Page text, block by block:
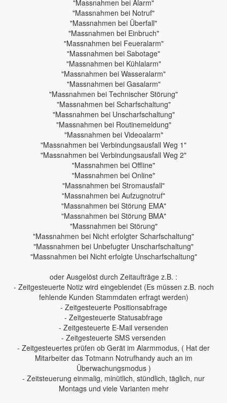
"Massnahmen bei Alarm"
"Massnahmen bei Notruf"
"Massnahmen bei Überfall"
"Massnahmen bei Einbruch"
"Massnahmen bei Feueralarm"
"Massnahmen bei Sabotage"
"Massnahmen bei Kühlalarm"
"Massnahmen bei Wasseralarm"
"Massnahmen bei Gasalarm"
"Massnahmen bei Technischer Störung"
"Massnahmen bei Scharfschaltung"
"Massnahmen bei Unscharfschaltung"
"Massnahmen bei Routinemeldung"
"Massnahmen bei Videoalarm"
"Massnahmen bei Verbindungsausfall Weg 1"
"Massnahmen bei Verbindungsausfall Weg 2"
"Massnahmen bei Offline"
"Massnahmen bei Online"
"Massnahmen bei Stromausfall"
"Massnahmen bei Aufzugnotruf"
"Massnahmen bei Störung EMA"
"Massnahmen bei Störung BMA"
"Massnahmen bei Störung"
"Massnahmen bei Nicht erfolgter Scharfschaltung"
"Massnahmen bei Unbefugter Unscharfschaltung"
"Massnahmen bei Nicht erfolgte Unscharfschaltung"
oder Ausgelöst durch Zeitaufträge z.B. :
- Zeitgesteuerte Notiz wird eingeblendet (Es müssen z.B. noch
fehlende Kunden Stammdaten erfragt werden)
- Zeitgesteuerte Positionsabfrage
- Zeitgesteuerte Statusabfrage
- Zeitgesteuerte E-Mail versenden
- Zeitgesteuerte SMS versenden
- Zeitgesteuertes prüfen ob Gerät im Alarmmodus, ( Hat der
Mitarbeiter das Totmann Notrufhandy auch an im
Überwachungsmodus )
- Zeitsteuerung einmalig, minütlich, stündlich, täglich, nur
Montags und viele Varianten mehr